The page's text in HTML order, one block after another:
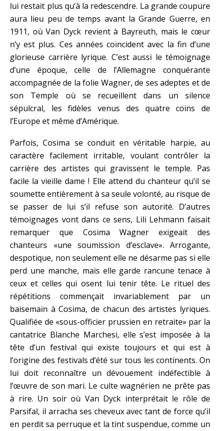
lui restait plus qu’à la redescendre. La grande coupure
aura lieu peu de temps avant la Grande Guerre, en
1911, où Van Dyck revient à Bayreuth, mais le cœur
n’y est plus. Ces années coïncident avec la fin d’une
glorieuse carrière lyrique. C’est aussi le témoignage
d’une époque, celle de l’Allemagne conquérante
accompagnée de la folie Wagner, de ses adeptes et de
son Temple où se recueillent dans un silence
sépulcral, les fidèles venus des quatre coins de
l’Europe et même d’Amérique.
Parfois, Cosima se conduit en véritable harpie, au
caractère facilement irritable, voulant contrôler la
carrière des artistes qui gravissent le temple. Pas
facile la vieille dame ! Elle attend du chanteur qu’il se
soumette entièrement à sa seule volonté, au risque de
se passer de lui s’il refuse son autorité. D’autres
témoignages vont dans ce sens, Lili Lehmann faisait
remarquer que Cosima Wagner exigeait des
chanteurs «une soumission d’esclave». Arrogante,
despotique, non seulement elle ne désarme pas si elle
perd une manche, mais elle garde rancune tenace à
ceux et celles qui osent lui tenir tête. Le rituel des
répétitions commençait invariablement par un
baisemain à Cosima, de chacun des artistes lyriques.
Qualifiée de «sous-officier prussien en retraite» par la
cantatrice Blanche Marchesi, elle s’est imposée à la
tête d’un festival qui existe toujours et qui est à
l’origine des festivals d’été sur tous les continents. On
lui doit reconnaître un dévouement indéfectible à
l’œuvre de son mari. Le culte wagnérien ne prête pas
à rire. Un soir où Van Dyck interprétait le rôle de
Parsifal, il arracha ses cheveux avec tant de force qu’il
en perdit sa perruque et la tint suspendue, comme un